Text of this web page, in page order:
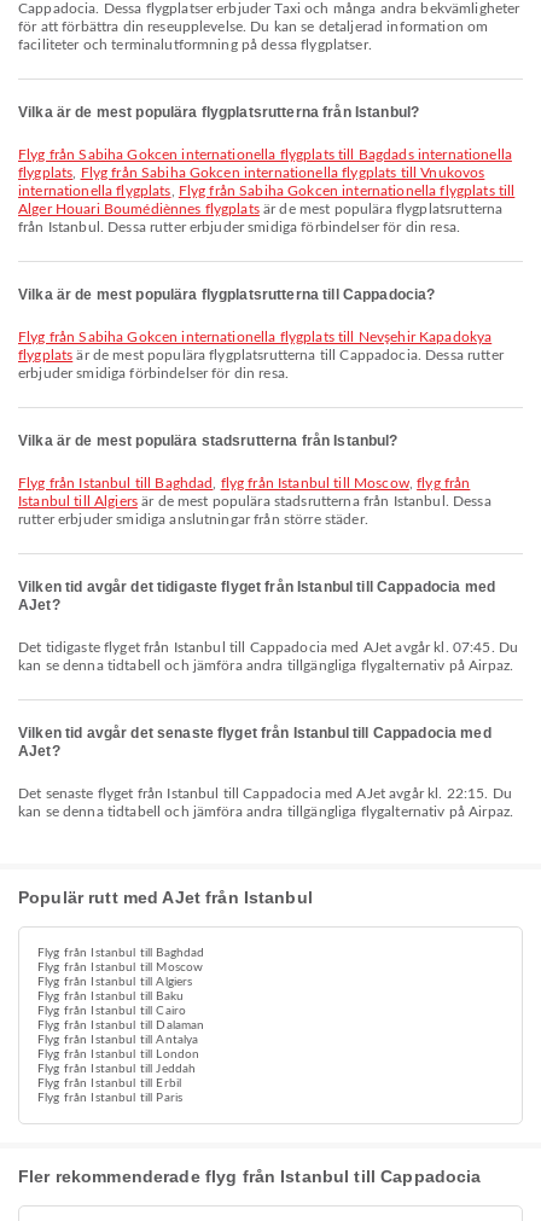
Cappadocia. Dessa flygplatser erbjuder Taxi och många andra bekvämligheter
för att förbättra din reseupplevelse. Du kan se detaljerad information om
faciliteter och terminalutformning på dessa flygplatser.
Vilka är de mest populära flygplatsrutterna från Istanbul?
Flyg från Sabiha Gokcen internationella flygplats till Bagdads internationella
flygplats
Flyg från Sabiha Gokcen internationella flygplats till Vnukovos
internationella flygplats
Flyg från Sabiha Gokcen internationella flygplats till
Alger Houari Boumédiènnes flygplatsär de mest populära flygplatsrutterna
från Istanbul. Dessa rutter erbjuder smidiga förbindelser för din resa.
Vilka är de mest populära flygplatsrutterna till Cappadocia?
Flyg från Sabiha Gokcen internationella flygplats till Nevşehir Kapadokya
flygplats är de mest populära flygplatsrutterna till Cappadocia. Dessa rutter
erbjuder smidiga förbindelser för din resa.
Vilka är de mest populära stadsrutterna från Istanbul?
flyg från Istanbul till Baghdad flyg från Istanbul till Moscow,flyg från
Istanbul till Algiersär de mest populära stadsrutterna från Istanbul. Dessa
rutter erbjuder smidiga anslutningar från större städer.
Vilken tid avgår det tidigaste flyget från Istanbul till Cappadocia med
AJet?
Det tidigaste flyget från Istanbul till Cappadocia med AJet avgår kl. 07:45. Du
kan se denna tidtabell och jämföra andra tillgängliga flygalternativ på Airpaz.
Vilken tid avgår det senaste flyget från Istanbul till Cappadocia med
AJet?
Det senaste flyget från Istanbul till Cappadocia med AJet avgår kl. 22:15. Du
kan se denna tidtabell och jämföra andra tillgängliga flygalternativ på Airpaz.
Populär rutt med AJet från Istanbul
Flyg från Istanbul till Baghdad
Flyg från Istanbul till Moscow
Flyg från Istanbul till Algiers
Flyg från Istanbul till Baku
Flyg från Istanbul till Cairo
Flyg från Istanbul till Dalaman
Flyg från Istanbul till Antalya
Flyg från Istanbul till London
Flyg från Istanbul till Jeddah
Flyg från Istanbul till Erbil
Flyg från Istanbul till Paris
Fler rekommenderade flyg från Istanbul till Cappadocia